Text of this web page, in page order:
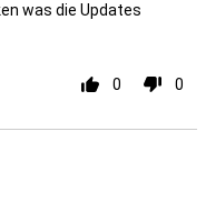
was die Updates
0 0